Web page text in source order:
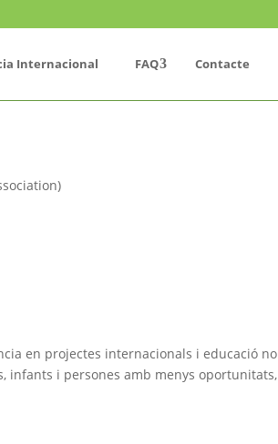
Internacional FAQ Contacte
en projectes internacionals i educació no
infants i persones amb menys oportunitats,